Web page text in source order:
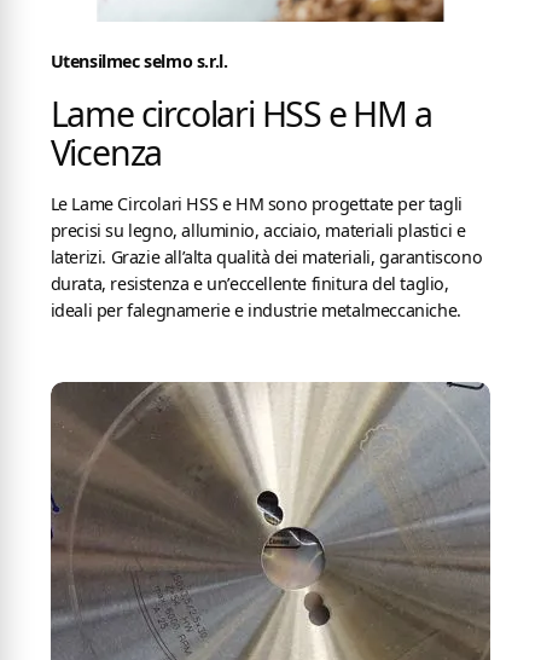
Utensilmec selmo s.r.l.
Lame circolari HSS e HM a
Vicenza
Le Lame Circolari HSS e HM sono progettate per tagli
precisi su legno, alluminio, acciaio, materiali plastici e
laterizi. Grazie all’alta qualità dei materiali, garantiscono
durata, resistenza e un’eccellente finitura del taglio,
ideali per falegnamerie e industrie metalmeccaniche.